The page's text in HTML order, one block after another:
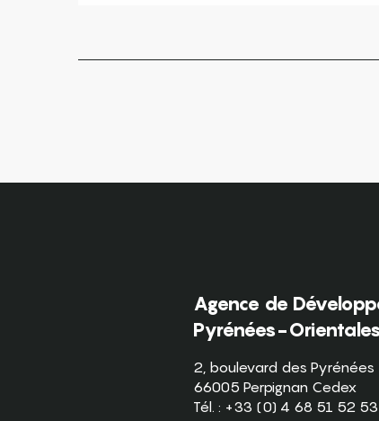
Agence de
Pyrénées-Orientales
2, boulevard des Pyrénées
66005 Perpignan Cedex
Tél. : +33 (0) 4 68 51 52 53